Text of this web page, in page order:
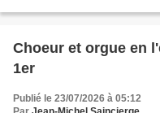
Choeur et orgue en
1er
Publié le 23/07/2026 à 05:12